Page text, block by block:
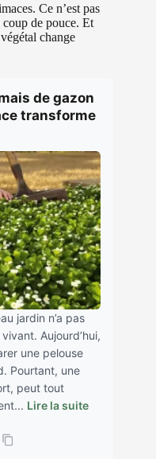
Ce n’est pas
coup de pouce. Et
change
de gazon
transforme
jardin n’a pas
Aujourd’hui,
une pelouse
Pourtant, une
peut tout
Lire la suite